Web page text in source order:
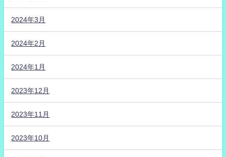
2024年3月
2024年2月
2024年1月
2023年12月
2023年11月
2023年10月